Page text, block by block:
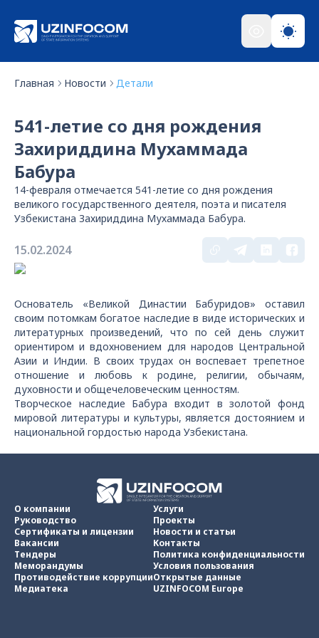
Главная Новости Детали
541-летие со дня рождения
Захириддина Мухаммада
Бабура
14-февраля отмечается 541-летие со дня рождения
великого государственного деятеля, поэта и писателя
Узбекистана Захириддина Мухаммада Бабура.
15.02.2024
Основатель «Великой Династии Бабуридов» оставил
своим потомкам богатое наследие в виде исторических и
литературных произведений, что по сей день служит
ориентиром и вдохновением для народов Центральной
Азии и Индии. В своих трудах он воспевает трепетное
отношение и любовь к родине, религии, обычаям,
духовности и общечеловеческим ценностям.
Творческое наследие Бабура входит в золотой фонд
мировой литературы и культуры, является достоянием и
национальной гордостью народа Узбекистана.
О компании
Руководство
Сертификаты и лицензии
Вакансии
Тендеры
Меморандумы
Противодействие коррупции
Медиатека
Услуги
Проекты
Новости и статьи
Контакты
Политика конфиденциальности
Условия пользования
Открытые данные
UZINFOCOM Europe